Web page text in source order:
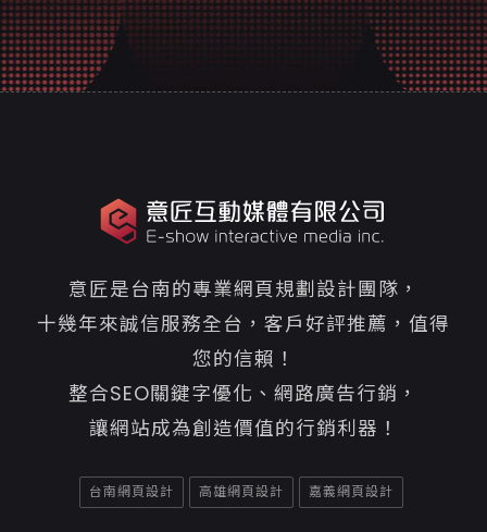
意匠是台南的專業網頁規劃設計團隊，
十幾年來誠信服務全台，客戶好評推薦，值得
您的信賴！
整合SEO關鍵字優化、網路廣告行銷，
讓網站成為創造價值的行銷利器！
台南網頁設計 高雄網頁設計 嘉義網頁設計